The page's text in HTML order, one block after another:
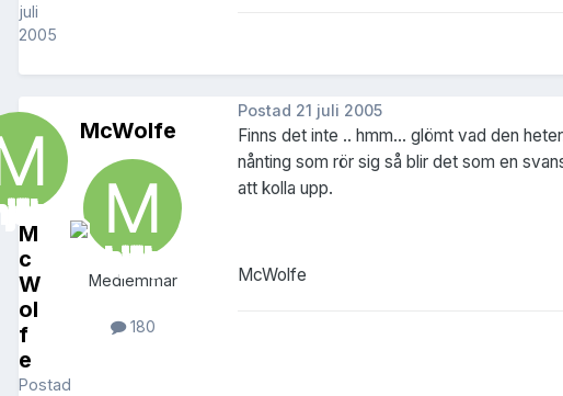
juli
2005
M
c
W
ol
f
e
Postad
McWolfe
Medlemmar
180
Postad 21 juli 2005
Finns det inte .. hmm... glömt vad den
nånting som rör sig så blir det som en
att kolla upp.
McWolfe